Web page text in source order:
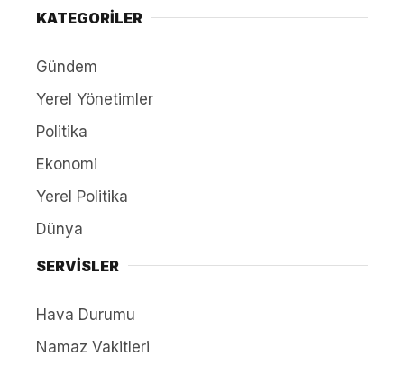
KATEGORİLER
Gündem
Yerel Yönetimler
Politika
Ekonomi
Yerel Politika
Dünya
SERVİSLER
Hava Durumu
Namaz Vakitleri